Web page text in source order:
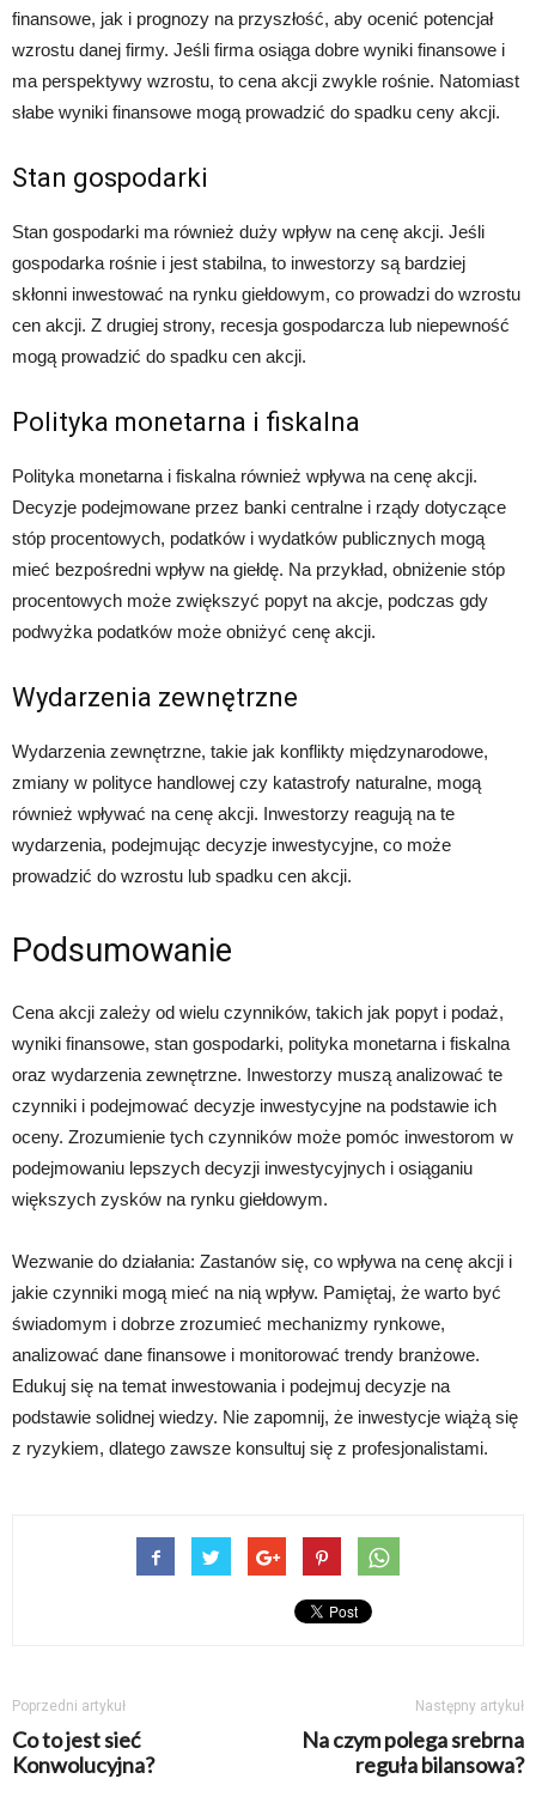
finansowe, jak i prognozy na przyszłość, aby ocenić potencjał
wzrostu danej firmy. Jeśli firma osiąga dobre wyniki finansowe i
ma perspektywy wzrostu, to cena akcji zwykle rośnie. Natomiast
słabe wyniki finansowe mogą prowadzić do spadku ceny akcji.
Stan gospodarki
Stan gospodarki ma również duży wpływ na cenę akcji. Jeśli
gospodarka rośnie i jest stabilna, to inwestorzy są bardziej
skłonni inwestować na rynku giełdowym, co prowadzi do wzrostu
cen akcji. Z drugiej strony, recesja gospodarcza lub niepewność
mogą prowadzić do spadku cen akcji.
Polityka monetarna i fiskalna
Polityka monetarna i fiskalna również wpływa na cenę akcji.
Decyzje podejmowane przez banki centralne i rządy dotyczące
stóp procentowych, podatków i wydatków publicznych mogą
mieć bezpośredni wpływ na giełdę. Na przykład, obniżenie stóp
procentowych może zwiększyć popyt na akcje, podczas gdy
podwyżka podatków może obniżyć cenę akcji.
Wydarzenia zewnętrzne
Wydarzenia zewnętrzne, takie jak konflikty międzynarodowe,
zmiany w polityce handlowej czy katastrofy naturalne, mogą
również wpływać na cenę akcji. Inwestorzy reagują na te
wydarzenia, podejmując decyzje inwestycyjne, co może
prowadzić do wzrostu lub spadku cen akcji.
Podsumowanie
Cena akcji zależy od wielu czynników, takich jak popyt i podaż,
wyniki finansowe, stan gospodarki, polityka monetarna i fiskalna
oraz wydarzenia zewnętrzne. Inwestorzy muszą analizować te
czynniki i podejmować decyzje inwestycyjne na podstawie ich
oceny. Zrozumienie tych czynników może pomóc inwestorom w
podejmowaniu lepszych decyzji inwestycyjnych i osiąganiu
większych zysków na rynku giełdowym.
Wezwanie do działania: Zastanów się, co wpływa na cenę akcji i
jakie czynniki mogą mieć na nią wpływ. Pamiętaj, że warto być
świadomym i dobrze zrozumieć mechanizmy rynkowe,
analizować dane finansowe i monitorować trendy branżowe.
Edukuj się na temat inwestowania i podejmuj decyzje na
podstawie solidnej wiedzy. Nie zapomnij, że inwestycje wiążą się
z ryzykiem, dlatego zawsze konsultuj się z profesjonalistami.
Poprzedni artykuł
Co to jest sieć
Konwolucyjna?
Następny artykuł
Na czym polega srebrna
reguła bilansowa?